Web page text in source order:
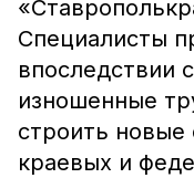
Специалисты
впоследствии
изношенные
строить
краевых и